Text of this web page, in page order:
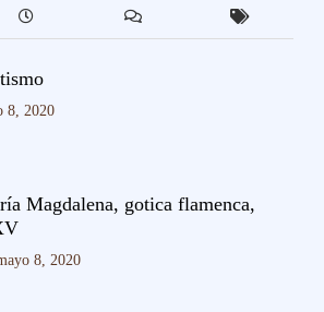
8, 2020
Magdalena, gotica flamenca,
8, 2020